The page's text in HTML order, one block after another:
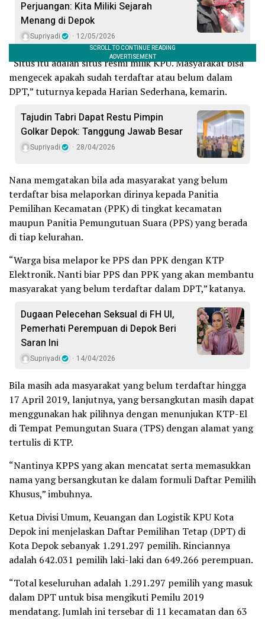
Perjuangan: Kita Miliki Sejarah
Menang di Depok
Supriyadi 12/05/2026
“Situs itu adalah situs resmi milik KPU. Masyarakat bisa
mengecek apakah sudah terdaftar atau belum dalam
DPT,” tuturnya kepada Harian Sederhana, kemarin.
Tajudin Tabri Dapat Restu Pimpin
Golkar Depok: Tanggung Jawab Besar
Supriyadi 28/04/2026
Nana memgatakan bila ada masyarakat yang belum
terdaftar bisa melaporkan dirinya kepada Panitia
Pemilihan Kecamatan (PPK) di tingkat kecamatan
maupun Panitia Pemungutuan Suara (PPS) yang berada
di tiap kelurahan.
“Warga bisa melapor ke PPS dan PPK dengan KTP
Elektronik. Nanti biar PPS dan PPK yang akan membantu
masyarakat yang belum terdaftar dalam DPT,” katanya.
Dugaan Pelecehan Seksual di FH UI,
Pemerhati Perempuan di Depok Beri
Saran Ini
Supriyadi 14/04/2026
Bila masih ada masyarakat yang belum terdaftar hingga
17 April 2019, lanjutnya, yang bersangkutan masih dapat
menggunakan hak pilihnya dengan menunjukan KTP-El
di Tempat Pemungutan Suara (TPS) dengan alamat yang
tertulis di KTP.
“Nantinya KPPS yang akan mencatat serta memasukkan
nama yang bersangkutan ke dalam formuli Daftar Pemilih
Khusus,” imbuhnya.
Ketua Divisi Umum, Keuangan dan Logistik KPU Kota
Depok ini menjelaskan Daftar Pemilihan Tetap (DPT) di
Kota Depok sebanyak 1.291.297 pemilih. Rinciannya
adalah 642.031 pemilih laki-laki dan 649.266 perempuan.
“Total keseluruhan adalah 1.291.297 pemilih yang masuk
dalam DPT untuk bisa mengikuti Pemilu 2019
mendatang. Jumlah ini tersebar di 11 kecamatan dan 63